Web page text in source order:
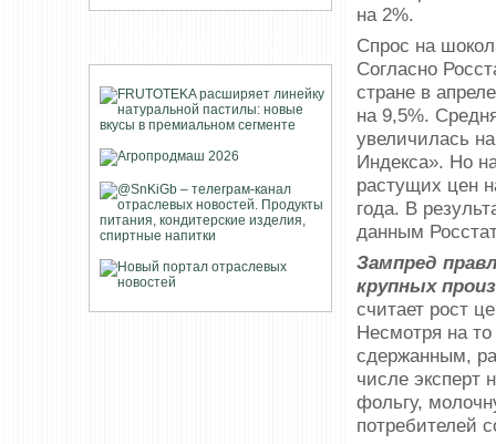
на 2%.
Спрос на
Согласно
стране в
на 9,5%.
увеличилась
Индекса». Но
растущих цен
года. В
данным
Зампред
крупных
считает рост
Несмотря на
сдержанным,
числе эксперт
фольгу,
потребителей